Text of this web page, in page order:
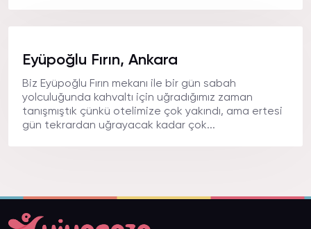
Eyüpoğlu Fırın, Ankara
Biz Eyüpoğlu Fırın mekanı ile bir gün sabah
yolculuğunda kahvaltı için uğradığımız zaman
tanışmıştık çünkü otelimize çok yakındı, ama ertesi
gün tekrardan uğrayacak kadar çok...